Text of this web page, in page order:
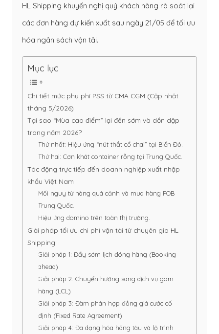
HL Shipping khuyến nghị quý khách hàng rà soát lại
các đơn hàng dự kiến xuất sau ngày 21/05 để tối ưu
hóa ngân sách vận tải.
Mục lục
Chi tiết mức phụ phí PSS từ CMA CGM (Cập nhật
tháng 5/2026)
Tại sao “Mùa cao điểm” lại đến sớm và dồn dập
trong năm 2026?
Thứ nhất: Hiệu ứng “nút thắt cổ chai” tại Biển Đỏ.
Thứ hai: Cơn khát container rỗng tại Trung Quốc.
Tác động trực tiếp đến doanh nghiệp xuất nhập
khẩu Việt Nam
Mối nguy từ hàng quá cảnh và mua hàng FOB
Trung Quốc.
Hiệu ứng domino trên toàn thị trường.
Giải pháp tối ưu chi phí vận tải từ chuyên gia HL
Shipping
Giải pháp 1: Đẩy sớm lịch đóng hàng (Booking
ahead)
Giải pháp 2: Chuyển hướng sang dịch vụ gom
hàng (LCL)
Giải pháp 3: Đàm phán hợp đồng giá cước cố
định (Fixed Rate Agreement)
Giải pháp 4: Đa dạng hóa hãng tàu và lộ trình